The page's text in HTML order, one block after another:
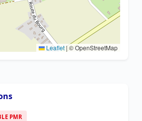
Leaflet|© OpenStreetMap
PMR